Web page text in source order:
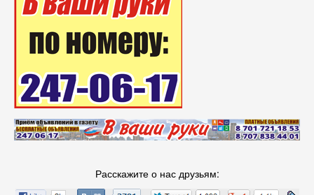
Расскажите о нас друзьям: